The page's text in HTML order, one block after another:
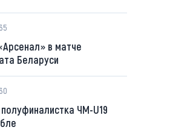
в матче
Беларуси
ЧМ-U19